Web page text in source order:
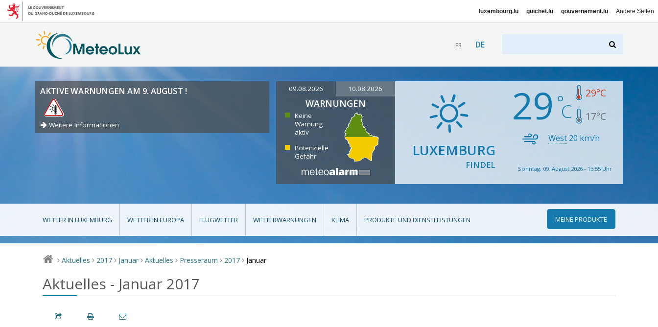
luxembourg.lu guichet.lu gouvernement.lu Andere Seiten
FR DE
AKTIVE WARNUNGEN AM 9. AUGUST !
Weitere Informationen
09.08.2026 10.08.2026
WARNUNGEN
Keine
Warnung
aktiv
Potenzielle
Gefahr
LUXEMBURG
FINDEL
29 29°C
17°C
West 20 km/h
Sonntag, 09. August 2026 - 13:55 Uhr
WETTER IN LUXEMBURG WETTER IN EUROPA FLUGWETTER WETTERWARNUNGEN KLIMA PRODUKTE UND DIENSTLEISTUNGEN MEINE PRODUKTE
> Aktuelles > 2017 > Januar > Aktuelles > Presseraum > 2017 > Januar
Aktuelles - Januar 2017